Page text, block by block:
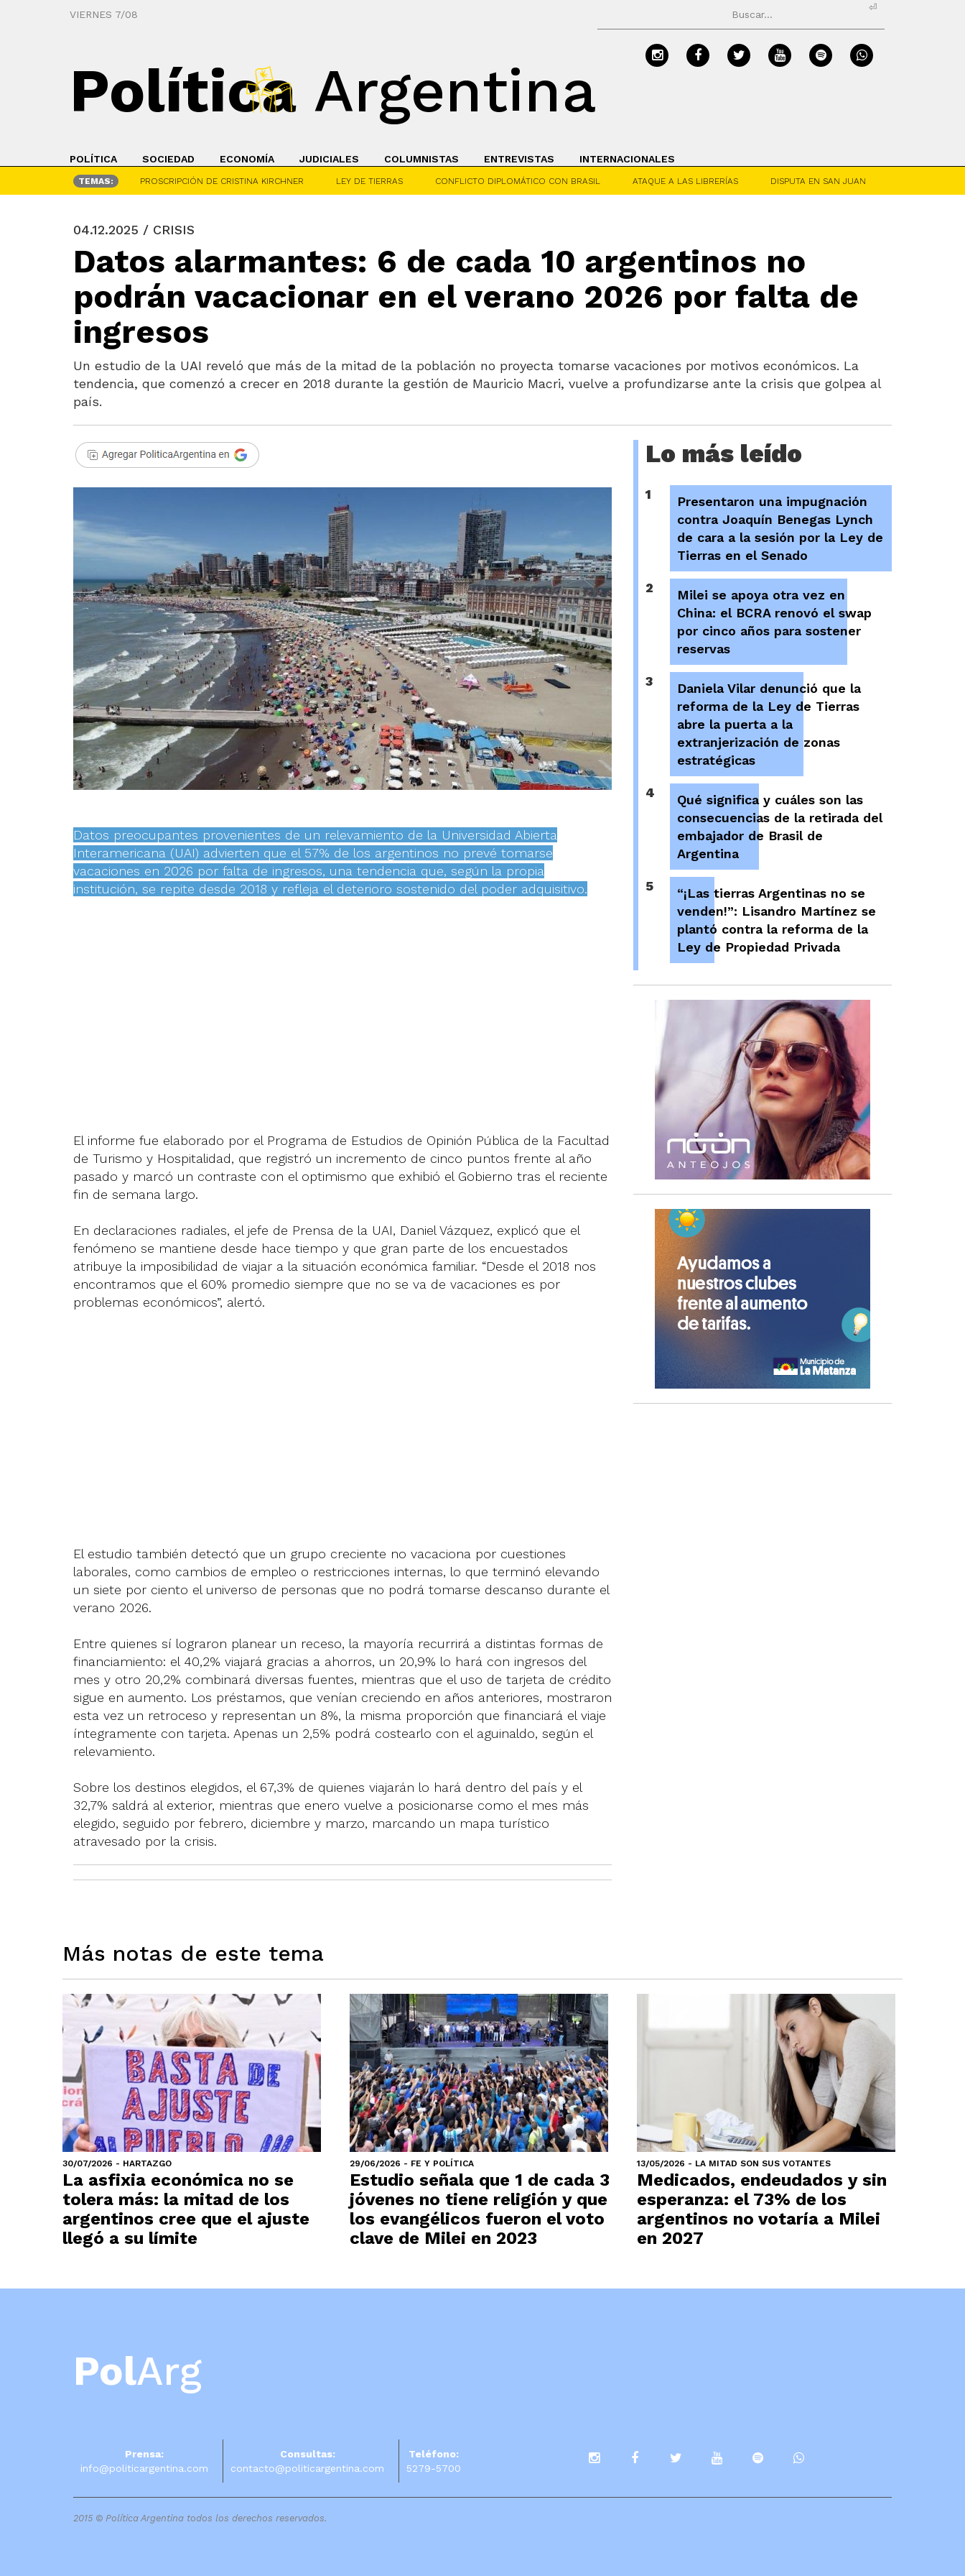
VIERNES 7/08
⏎
Política Argentina
POLÍTICA SOCIEDAD ECONOMÍA JUDICIALES COLUMNISTAS ENTREVISTAS INTERNACIONALES
TEMAS: PROSCRIPCIÓN DE CRISTINA KIRCHNER LEY DE TIERRAS CONFLICTO DIPLOMÁTICO CON BRASIL ATAQUE A LAS LIBRERÍAS DISPUTA EN SAN JUAN
04.12.2025 / CRISIS
Datos alarmantes: 6 de cada 10 argentinos no
podrán vacacionar en el verano 2026 por falta de
ingresos
Un estudio de la UAI reveló que más de la mitad de la población no proyecta tomarse vacaciones por motivos económicos. La
tendencia, que comenzó a crecer en 2018 durante la gestión de Mauricio Macri, vuelve a profundizarse ante la crisis que golpea al
país.
Datos preocupantes provenientes de un relevamiento de la Universidad Abierta
Interamericana (UAI) advierten que el 57% de los argentinos no prevé tomarse
vacaciones en 2026 por falta de ingresos, una tendencia que, según la propia
institución, se repite desde 2018 y refleja el deterioro sostenido del poder adquisitivo.
El informe fue elaborado por el Programa de Estudios de Opinión Pública de la Facultad
de Turismo y Hospitalidad, que registró un incremento de cinco puntos frente al año
pasado y marcó un contraste con el optimismo que exhibió el Gobierno tras el reciente
fin de semana largo.
En declaraciones radiales, el jefe de Prensa de la UAI, Daniel Vázquez, explicó que el
fenómeno se mantiene desde hace tiempo y que gran parte de los encuestados
atribuye la imposibilidad de viajar a la situación económica familiar. “Desde el 2018 nos
encontramos que el 60% promedio siempre que no se va de vacaciones es por
problemas económicos”, alertó.
El estudio también detectó que un grupo creciente no vacaciona por cuestiones
laborales, como cambios de empleo o restricciones internas, lo que terminó elevando
un siete por ciento el universo de personas que no podrá tomarse descanso durante el
verano 2026.
Entre quienes sí lograron planear un receso, la mayoría recurrirá a distintas formas de
financiamiento: el 40,2% viajará gracias a ahorros, un 20,9% lo hará con ingresos del
mes y otro 20,2% combinará diversas fuentes, mientras que el uso de tarjeta de crédito
sigue en aumento. Los préstamos, que venían creciendo en años anteriores, mostraron
esta vez un retroceso y representan un 8%, la misma proporción que financiará el viaje
íntegramente con tarjeta. Apenas un 2,5% podrá costearlo con el aguinaldo, según el
relevamiento.
Sobre los destinos elegidos, el 67,3% de quienes viajarán lo hará dentro del país y el
32,7% saldrá al exterior, mientras que enero vuelve a posicionarse como el mes más
elegido, seguido por febrero, diciembre y marzo, marcando un mapa turístico
atravesado por la crisis.
Lo más leído
1
Presentaron una impugnación
contra Joaquín Benegas Lynch
de cara a la sesión por la Ley de
Tierras en el Senado
2
Milei se apoya otra vez en
China: el BCRA renovó el swap
por cinco años para sostener
reservas
3
Daniela Vilar denunció que la
reforma de la Ley de Tierras
abre la puerta a la
extranjerización de zonas
estratégicas
4
Qué significa y cuáles son las
consecuencias de la retirada del
embajador de Brasil de
Argentina
5
“¡Las tierras Argentinas no se
venden!”: Lisandro Martínez se
plantó contra la reforma de la
Ley de Propiedad Privada
Más notas de este tema
30/07/2026 - HARTAZGO
La asfixia económica no se
tolera más: la mitad de los
argentinos cree que el ajuste
llegó a su límite
29/06/2026 - FE Y POLÍTICA
Estudio señala que 1 de cada 3
jóvenes no tiene religión y que
los evangélicos fueron el voto
clave de Milei en 2023
13/05/2026 - LA MITAD SON SUS VOTANTES
Medicados, endeudados y sin
esperanza: el 73% de los
argentinos no votaría a Milei
en 2027
PolArg
Prensa:
info@politicargentina.com
Consultas:
contacto@politicargentina.com
Teléfono:
5279-5700
2015 © Política Argentina todos los derechos reservados.